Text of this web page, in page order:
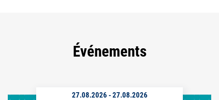
Événements
27.08.2026 -27.08.2026